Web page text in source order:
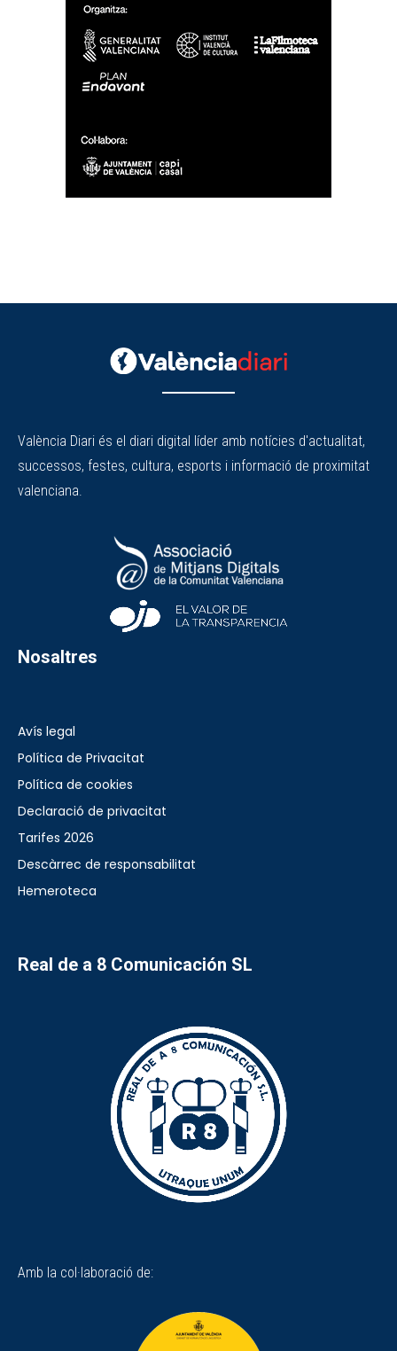
València Diari és el diari digital líder amb notícies d'actualitat,
successos, festes, cultura, esports i informació de proximitat
valenciana.
Nosaltres
Avís legal
Política de Privacitat
Política de cookies
Declaració de privacitat
Tarifes 2026
Descàrrec de responsabilitat
Hemeroteca
Real de a 8 Comunicación SL
Amb la col·laboració de: